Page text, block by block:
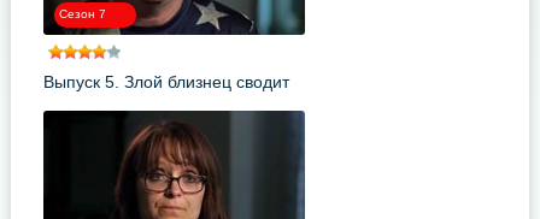
Сезон 7
Выпуск 5. Злой близнец сводит